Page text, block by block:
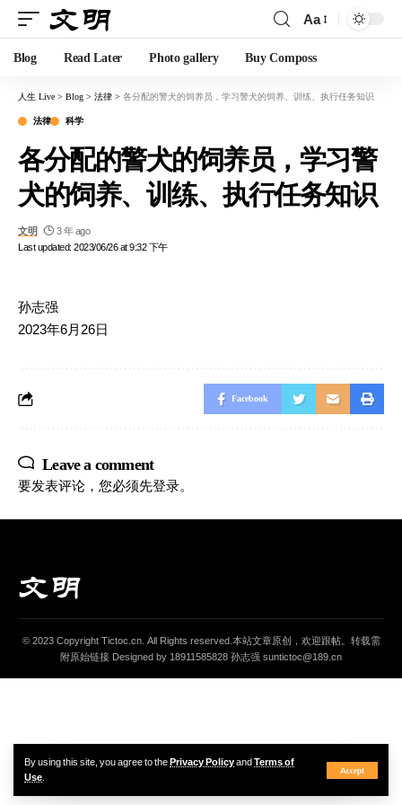
By using this site, you agree to thePrivacy PolicyandTerms of
Use.
Accept
Aa
Blog Read Later Photo gallery Buy Composs
人生 Live > Blog > 法律 > 各分配的警犬的饲养员，学习警犬的饲养、训练、执行任务知识
法律 科学
各分配的警犬的饲养员，学习警
犬的饲养、训练、执行任务知识
Last updated: 2023/06/26 at 9:32 下午
文明 3 年 ago
孙志强
2023年6月26日
Facebook
Leave a comment
要发表评论，您必须先登录。
© 2023 Copyright Tictoc.cn. All Rights reserved.本站文章原创，欢迎跟帖。转载需
附原始链接 Designed by 18911585828 孙志强 suntictoc@189.cn